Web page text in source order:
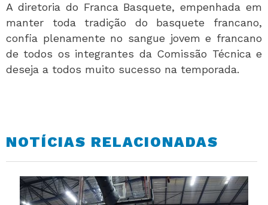
A diretoria do Franca Basquete, empenhada em
manter toda tradição do basquete francano,
confia plenamente no sangue jovem e francano
de todos os integrantes da Comissão Técnica e
deseja a todos muito sucesso na temporada.
NOTÍCIAS RELACIONADAS